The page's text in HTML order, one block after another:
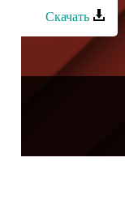
Скачать